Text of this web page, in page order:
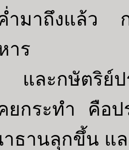
ำมาถึงแล้ว ก
าร
ละกษัตริย์ปร
คยกระทำ คือ
ธานลุกขึ้น แ